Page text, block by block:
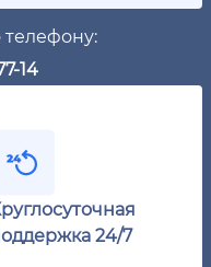
14
24/7